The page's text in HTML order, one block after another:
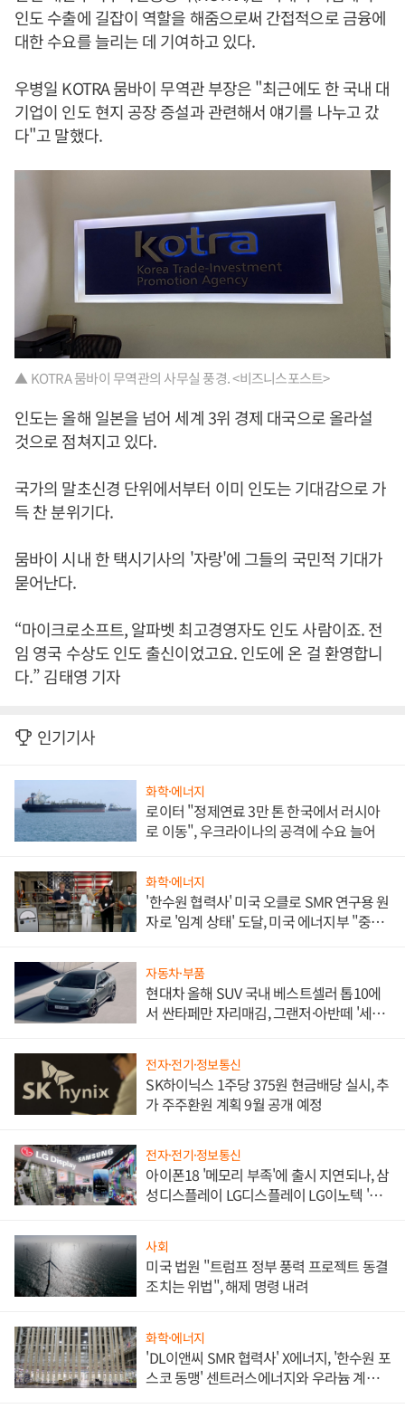
인도 수출에 길잡이 역할을 해줌으로써 간접적으로 금융에
대한 수요를 늘리는 데 기여하고 있다.
우병일 KOTRA 뭄바이 무역관 부장은 "최근에도 한 국내 대
기업이 인도 현지 공장 증설과 관련해서 얘기를 나누고 갔
다"고 말했다.
▲ KOTRA 뭄바이 무역관의 사무실 풍경. <비즈니스포스트>
인도는 올해 일본을 넘어 세계 3위 경제 대국으로 올라설
것으로 점쳐지고 있다.
국가의 말초신경 단위에서부터 이미 인도는 기대감으로 가
득 찬 분위기다.
뭄바이 시내 한 택시기사의 '자랑'에 그들의 국민적 기대가
묻어난다.
“마이크로소프트, 알파벳 최고경영자도 인도 사람이죠. 전
임 영국 수상도 인도 출신이었고요. 인도에 온 걸 환영합니
다.” 김태영 기자
인기기사
화학·에너지
로이터 "정제연료 3만 톤 한국에서 러시아
로 이동", 우크라이나의 공격에 수요 늘어
화학·에너지
'한수원 협력사' 미국 오클로 SMR 연구용 원
자로 '임계 상태' 도달, 미국 에너지부 "중요
자동차·부품
현대차 올해 SUV 국내 베스트셀러 톱10에
서 싼타페만 자리매김, 그랜저·아반떼 '세단
전자·전기·정보통신
SK하이닉스 1주당 375원 현금배당 실시, 추
가 주주환원 계획 9월 공개 예정
전자·전기·정보통신
아이폰18 '메모리 부족'에 출시 지연되나, 삼
성디스플레이 LG디스플레이 LG이노텍 '탈
사회
미국 법원 "트럼프 정부 풍력 프로젝트 동결
조치는 위법", 해제 명령 내려
화학·에너지
'DL이앤씨 SMR 협력사' X에너지, '한수원 포
스코 동맹' 센트러스에너지와 우라늄 계약